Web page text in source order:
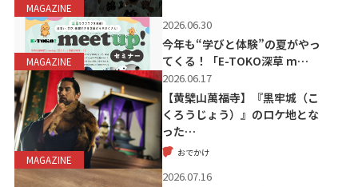
MAGAZINE
MAGAZINE
2026.06.30
今年も“学びと体験”の夏がやっ
てくる！「E-TOKO深草 m…
MAGAZINE
2026.06.17
【黄檗山萬福寺】『黒牢城（こ
くろうじょう）』のロケ地とな
った…
おでかけ
2026.07.16